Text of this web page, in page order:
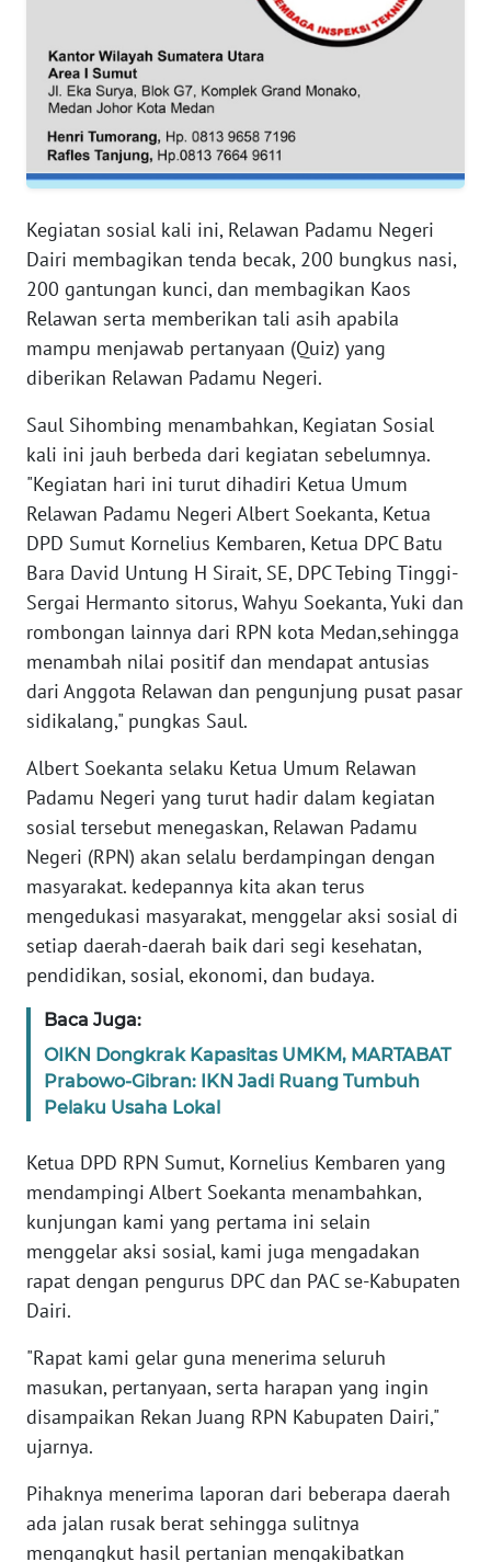
Kegiatan sosial kali ini, Relawan Padamu Negeri
Dairi membagikan tenda becak, 200 bungkus nasi,
200 gantungan kunci, dan membagikan Kaos
Relawan serta memberikan tali asih apabila
mampu menjawab pertanyaan (Quiz) yang
diberikan Relawan Padamu Negeri.
Saul Sihombing menambahkan, Kegiatan Sosial
kali ini jauh berbeda dari kegiatan sebelumnya.
"Kegiatan hari ini turut dihadiri Ketua Umum
Relawan Padamu Negeri Albert Soekanta, Ketua
DPD Sumut Kornelius Kembaren, Ketua DPC Batu
Bara David Untung H Sirait, SE, DPC Tebing Tinggi-
Sergai Hermanto sitorus, Wahyu Soekanta, Yuki dan
rombongan lainnya dari RPN kota Medan,sehingga
menambah nilai positif dan mendapat antusias
dari Anggota Relawan dan pengunjung pusat pasar
sidikalang," pungkas Saul.
Albert Soekanta selaku Ketua Umum Relawan
Padamu Negeri yang turut hadir dalam kegiatan
sosial tersebut menegaskan, Relawan Padamu
Negeri (RPN) akan selalu berdampingan dengan
masyarakat. kedepannya kita akan terus
mengedukasi masyarakat, menggelar aksi sosial di
setiap daerah-daerah baik dari segi kesehatan,
pendidikan, sosial, ekonomi, dan budaya.
Baca Juga:
OIKN Dongkrak Kapasitas UMKM, MARTABAT
Prabowo-Gibran: IKN Jadi Ruang Tumbuh
Pelaku Usaha Lokal
Ketua DPD RPN Sumut, Kornelius Kembaren yang
mendampingi Albert Soekanta menambahkan,
kunjungan kami yang pertama ini selain
menggelar aksi sosial, kami juga mengadakan
rapat dengan pengurus DPC dan PAC se-Kabupaten
Dairi.
"Rapat kami gelar guna menerima seluruh
masukan, pertanyaan, serta harapan yang ingin
disampaikan Rekan Juang RPN Kabupaten Dairi,"
ujarnya.
Pihaknya menerima laporan dari beberapa daerah
ada jalan rusak berat sehingga sulitnya
mengangkut hasil pertanian mengakibatkan
WN
PAPUA
BARAT
WN
WN
SERAMBI
WN
JAMBI
WN
SULTRA
WN
NTB
WN
SULTENG
WN
SULBAR
BABEL
WN
SUMBAR
WN
SUMSEL
BENGKULU
WN
LAMPUNG
WN
JATENG
NUSANTARA
WN
JATIM
WN